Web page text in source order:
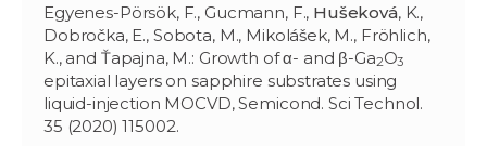
Egyenes-Pörsök, F., Gucmann, F., Hušeková, K.,
Dobročka, E., Sobota, M., Mikolášek, M., Fröhlich,
K., and Ťapajna, M.: Growth of α- and β-Ga2O3
epitaxial layers on sapphire substrates using
liquid-injection MOCVD, Semicond. Sci Technol.
35 (2020) 115002.